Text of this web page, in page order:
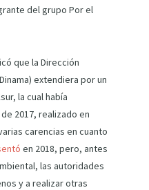
del grupo Por el
que la Dirección
extendiera por un
la cual había
2017, realizado en
carencias en cuanto
en 2018, pero, antes
las autoridades
y a realizar otras